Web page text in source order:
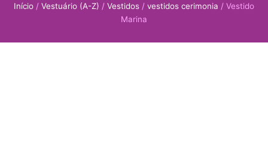
Início / Vestuário (A-Z) / Vestidos / vestidos cerimonia / Vestido
Marina